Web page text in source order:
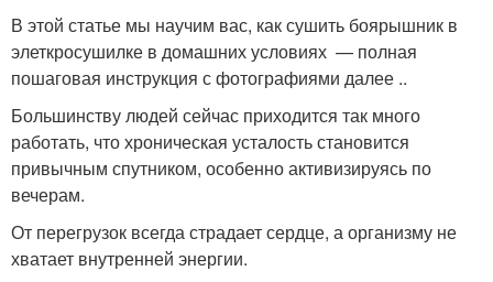
В этой статье мы научим вас, как сушить боярышник в
элеткросушилке в домашних условиях — полная
пошаговая инструкция с фотографиями далее ..
Большинству людей сейчас приходится так много
работать, что хроническая усталость становится
привычным спутником, особенно активизируясь по
вечерам.
От перегрузок всегда страдает сердце, а организму не
хватает внутренней энергии.